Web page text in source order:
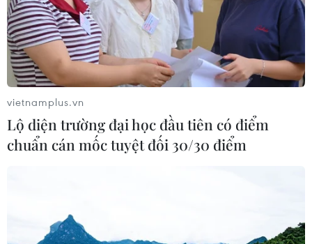
vietnamplus.vn
Lộ diện trường đại học đầu tiên có điểm
chuẩn cán mốc tuyệt đối 30/30 điểm